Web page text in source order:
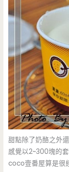
甜點除了奶酪之外
感覺以2~300塊的
coco壹番屋算是很